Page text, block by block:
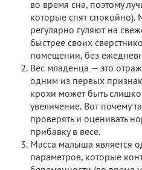
во время сна, поэтому
которые спят
регулярно гуляют на
быстрее своих
помещении, без
Вес младенца — это
одним из первых
крохи может быть
увеличение. Вот почему
проверять и оценивать
прибавку в весе.
Масса малыша является
параметров, которые